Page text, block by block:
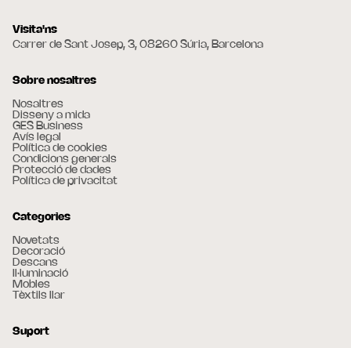
Visita'ns
Carrer de Sant Josep, 3, 08260 Súria, Barcelona
Sobre nosaltres
Nosaltres
Disseny a mida
GES Business
Avís legal
Política de cookies
Condicions generals
Protecció de dades
Política de privacitat
Categories
Novetats
Decoració
Descans
Il·luminació
Mobles
Tèxtils llar
Suport